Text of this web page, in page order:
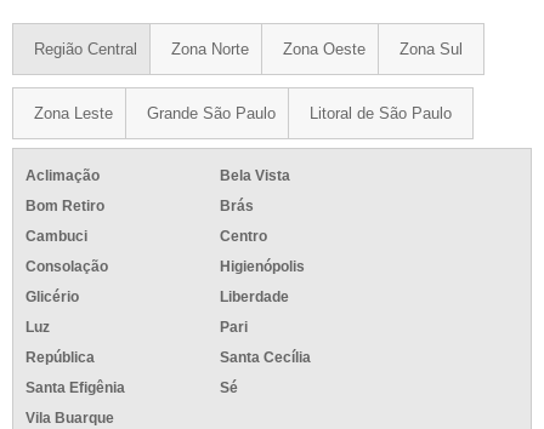
Região Central Zona Norte Zona Oeste Zona Sul
Zona Leste Grande São Paulo Litoral de São Paulo
Aclimação
Bela Vista
Bom Retiro
Brás
Cambuci
Centro
Consolação
Higienópolis
Glicério
Liberdade
Luz
Pari
República
Santa Cecília
Santa Efigênia
Sé
Vila Buarque